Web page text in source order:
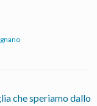
che speriamo dallo